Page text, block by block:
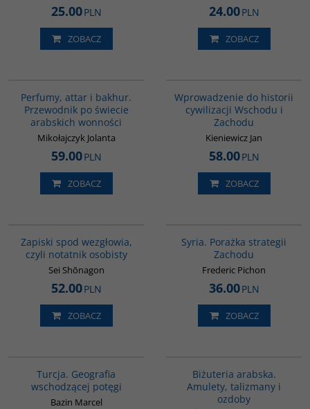
25.00PLN
ZOBACZ
24.00PLN
ZOBACZ
Perfumy, attar i bakhur.
Przewodnik po świecie
arabskich wonności
Mikołajczyk Jolanta
59.00PLN
ZOBACZ
Wprowadzenie do historii
cywilizacji Wschodu i
Zachodu
Kieniewicz Jan
58.00PLN
ZOBACZ
Zapiski spod wezgłowia,
czyli notatnik osobisty
Sei Shōnagon
52.00PLN
ZOBACZ
Syria. Porażka strategii
Zachodu
Frederic Pichon
36.00PLN
ZOBACZ
Turcja. Geografia
wschodzącej potęgi
Bazin Marcel
Biżuteria arabska.
Amulety, talizmany i
ozdoby